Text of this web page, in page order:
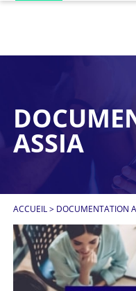
ASSIA
ACCUEIL> DOCUMENTATION